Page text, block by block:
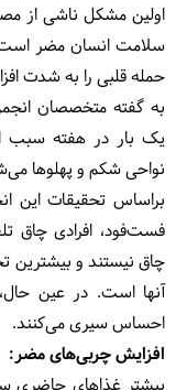
اولین مشکل ناشی از
سلامت انسان مضر
حمله قلبی را به شدت
به گفته متخصصان
یک بار در هفته سبب
نواحی شکم و پهلوها
فست‌فود، افرادی
چاق نیستند و بیشترین
آنها است. در عین
احساس سیری می‌کنند.
افزایش چربی‌های مضر: